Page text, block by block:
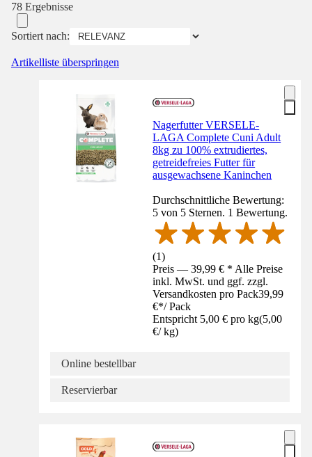
78 Ergebnisse
Sortiert nach:
Artikelliste überspringen
Nagerfutter VERSELE-
LAGA Complete Cuni Adult
8kg zu 100% extrudiertes,
getreidefreies Futter für
ausgewachsene Kaninchen
Durchschnittliche Bewertung:
5 von 5 Sternen. 1 Bewertung.
(1)
Preis — 39,99 € * Alle Preise
inkl. MwSt. und ggf. zzgl.
Versandkosten pro Pack39,99
€*/ Pack
Entspricht 5,00 € pro kg(5,00
€/ kg)
Online bestellbar
Reservierbar